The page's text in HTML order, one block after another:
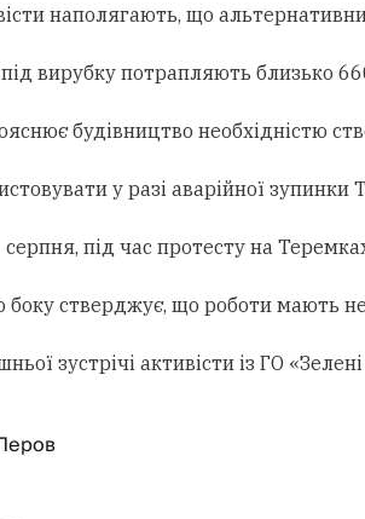
наполягають, що
вирубку потрапляють близько
будівництво необхідністю
у разі аварійної
під час протесту на
боку стверджує, що роботи мають
зустрічі активісти із ГО